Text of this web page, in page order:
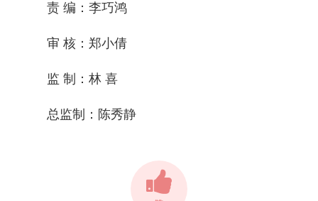
责 编：李巧鸿
审 核：郑小倩
监 制：林 喜
总监制：陈秀静